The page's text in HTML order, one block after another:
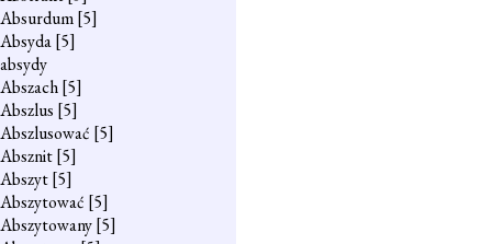
Absurdum[5]
Absyda[5]
absydy
Abszach[5]
Abszlus [5]
Abszlusować [5]
Absznit[5]
Abszyt[5]
Abszytować [5]
Abszytowany[5]